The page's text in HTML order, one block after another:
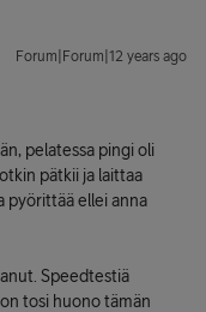
Forum|Forum|12 years ago
pelatessa pingi oli
pätkii ja laittaa
pyörittää ellei anna
Speedtestiä
tosi huono tämän